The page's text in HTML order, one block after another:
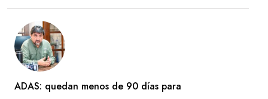
ADAS: quedan menos de 90 días para